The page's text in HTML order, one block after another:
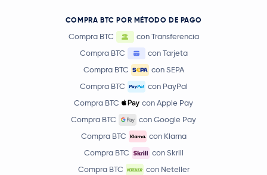
COMPRA BTC POR MÉTODO DE PAGO
Compra BTC
con Transferencia
Compra BTC
con Tarjeta
Compra BTC
con SEPA
Compra BTC
con PayPal
Compra BTC
con Apple Pay
Compra BTC
con Google Pay
Compra BTC
con Klarna
Compra BTC
con Skrill
Compra BTC
con Neteller